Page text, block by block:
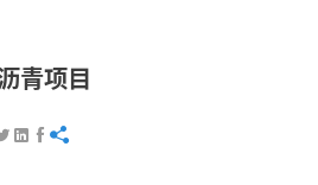
青项目
  